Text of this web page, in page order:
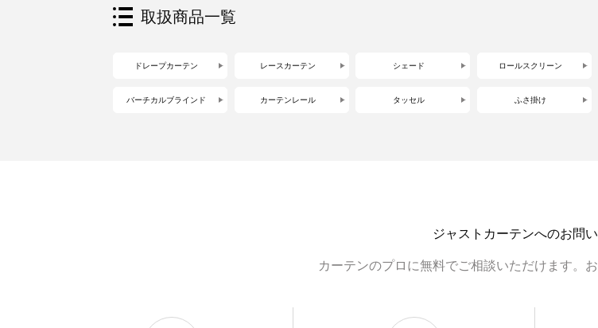
取扱商品一覧
ドレープカーテン レースカーテン シェード ロールスクリーン
バーチカルブラインド カーテンレール タッセル ふさ掛け
ジャストカーテンへのお問
カーテンのプロに無料でご相談いただけます。